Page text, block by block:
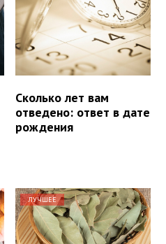
Сколько лет вам
отведено: ответ в дате
рождения
ЛУЧШЕЕ